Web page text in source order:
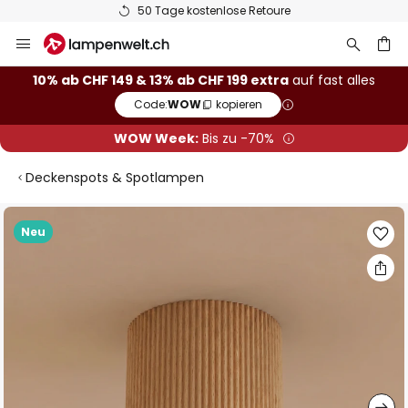
50 Tage kostenlose Retoure
Inhalt
springen
10% ab CHF 149 & 13% ab CHF 199 extra auf fast alles
Code:WOW kopieren
WOW Week:Bis zu -70%
Deckenspots & Spotlampen
Neu
Zum
Ende